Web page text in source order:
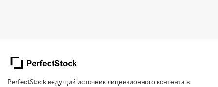
PerfectStock ведущий источник лицензионного контента в